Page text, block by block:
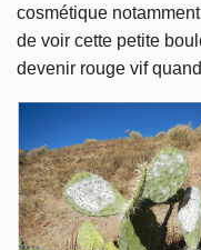
cosmétique
de voir cette petite
devenir rouge vif